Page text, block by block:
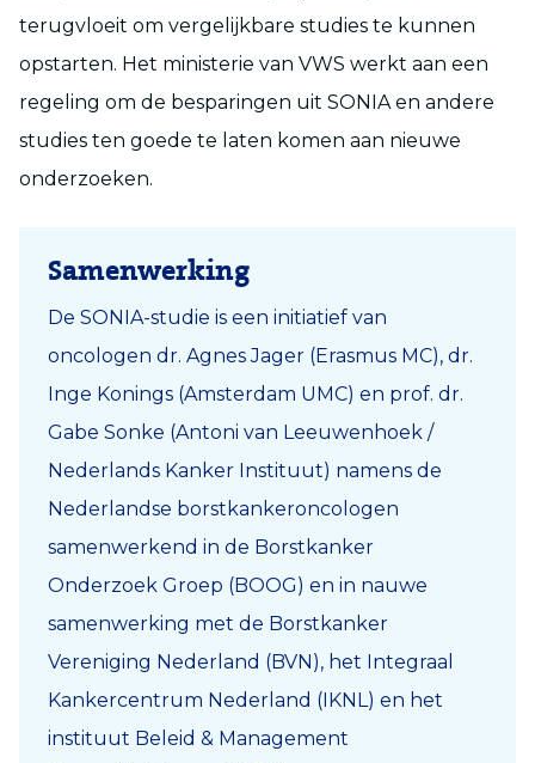
terugvloeit om vergelijkbare studies te kunnen
opstarten. Het ministerie van VWS werkt aan een
regeling om de besparingen uit SONIA en andere
studies ten goede te laten komen aan nieuwe
onderzoeken.
Samenwerking
De SONIA-studie is een initiatief van
oncologen dr. Agnes Jager (Erasmus MC), dr.
Inge Konings (Amsterdam UMC) en prof. dr.
Gabe Sonke (Antoni van Leeuwenhoek /
Nederlands Kanker Instituut) namens de
Nederlandse borstkankeroncologen
samenwerkend in de Borstkanker
Onderzoek Groep (BOOG) en in nauwe
samenwerking met de Borstkanker
Vereniging Nederland (BVN), het Integraal
Kankercentrum Nederland (IKNL) en het
instituut Beleid & Management